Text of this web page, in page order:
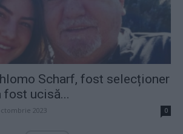
Scharf, fost selecționer
fost ucisă...
2023 0